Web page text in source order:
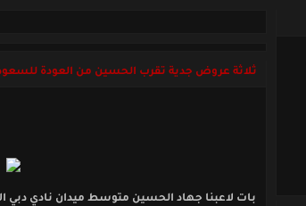
ثلاثة عروض جدية تقرب الحسين من العودة
بات لاعبنا جهاد الحسين متوسط ميدان نادي دبي